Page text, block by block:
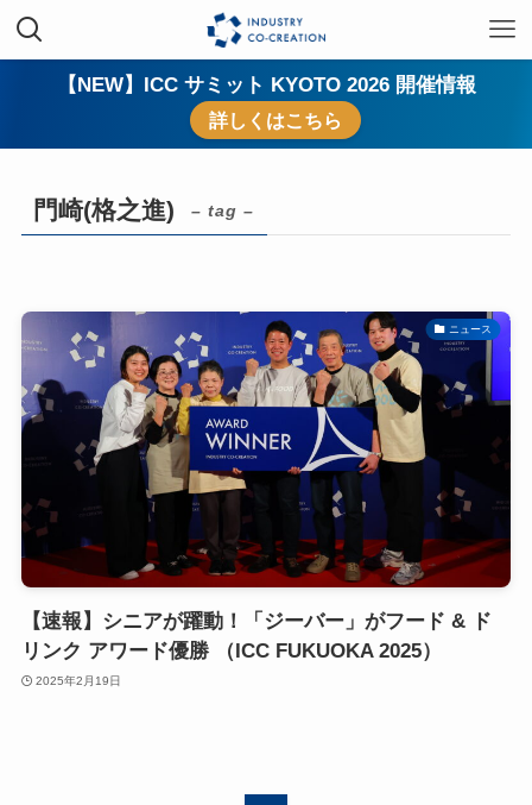
【NEW】ICC サミット KYOTO 2026 開催情報
詳しくはこちら
門崎(格之進) – tag –
ニュース
【速報】シニアが躍動！「ジーバー」がフード & ド
リンク アワード優勝 （ICC FUKUOKA 2025）
2025年2月19日